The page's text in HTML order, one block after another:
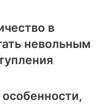
в
невольным